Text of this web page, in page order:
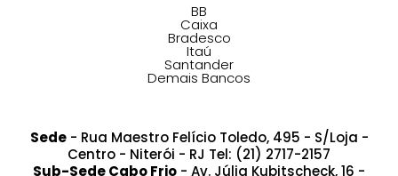
BB
Caixa
Bradesco
Itaú
Santander
Demais Bancos
Sede- Rua Maestro Felício Toledo, 495 - S/Loja -
Centro - Niterói - RJ Tel: (21) 2717-2157
Sub-Sede Cabo Frio - Av. Júlia Kubitscheck, 16 -